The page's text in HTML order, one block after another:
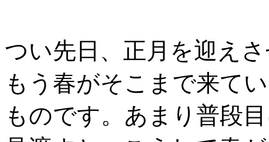
つい先日、正月を迎え
もう春がそこまで来て
ものです。あまり普段